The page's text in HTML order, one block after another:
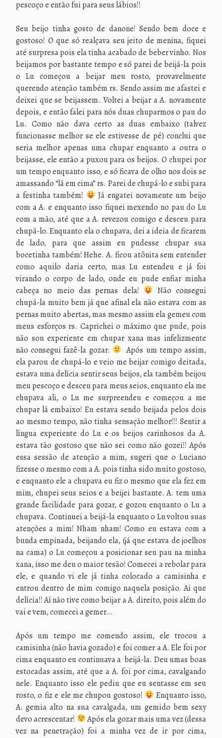
pescoço e então fui para seus lábios!!
Seu beijo tinha gosto de danone! Sendo bem doce e
gostoso! O que só realçava seu jeito de menina, fiquei
até surpresa pois ela tinha acabado de beber vinho. Nos
beijamos por bastante tempo e só parei de beijá-la pois
o Lu começou a beijar meu rosto, provavelmente
querendo atenção também rs. Sendo assim me afastei e
deixei que se beijassem. Voltei a beijar a A. novamente
depois, e então falei para nós duas chuparmos o pau do
Lu. Como não dava certo as duas embaixo (talvez
funcionasse melhor se ele estivesse de pé) conclui que
seria melhor apenas uma chupar enquanto a outra o
beijasse, ele então a puxou para os beijos. O chupei por
um tempo enquanto isso, e só ficava de olho nos dois se
amassando “lá em cima” rs. Parei de chupá-lo e subi para
a festinha também!
Já engatei novamente um beijo
com a A. e enquanto isso fiquei mexendo no pau do Lu
com a mão, até que a A. revezou comigo e desceu para
chupá-lo. Enquanto ela o chupava, dei a ideia de ficarem
de lado, para que assim eu pudesse chupar sua
bocetinha também! Hehe. A. ficou atônita sem entender
como aquilo daria certo, mas Lu entendeu e já foi
virando o corpo de lado, onde eu pude enfiar minha
cabeça no meio das pernas dela!
Não consegui
chupá-la muito bem já que afinal ela não estava com as
pernas muito abertas, mas mesmo assim ela gemeu com
meus esforços rs. Caprichei o máximo que pude, pois
não sou experiente em chupar xana mas infelizmente
não consegui fazê-la gozar.
Após um tempo assim,
ela parou de chupá-lo e veio me beijar comigo deitada,
estava uma delícia sentir seus beijos, ela também beijou
meu pescoço e desceu para meus seios, enquanto ela me
chupava ali, o Lu me surpreendeu e começou a me
chupar lá embaixo! Eu estava sendo beijada pelos dois
ao mesmo tempo, não tinha sensação melhor!!! Sentir a
língua experiente do Lu e os beijos carinhosos da A.
estava tão gostoso que não sei como não gozei!! Após
essa sessão de atenção a mim, sugeri que o Luciano
fizesse o mesmo com a A. pois tinha sido muito gostoso,
e enquanto ele a chupava eu fiz o mesmo que ela fez em
mim, chupei seus seios e a beijei bastante. A. tem uma
grande facilidade para gozar, e gozou enquanto o Lu a
chupava. Continuei a beijá-la enquanto o Lu voltou suas
atenções a mim! Nham nham! Como eu estava com a
bunda empinada, beijando ela, (já que estava de joelhos
na cama) o Lu começou a posicionar seu pau na minha
xana, isso me deu o maior tesão! Comecei a rebolar para
ele, e quando vi ele já tinha colocado a camisinha e
entrou dentro de mim comigo naquela posição. Ai que
delícia!! Aí não tive como beijar a A. direito, pois além do
vai e vem, comecei a gemer…
Após um tempo me comendo assim, ele trocou a
camisinha (não havia gozado) e foi comer a A. Ele foi por
cima enquanto eu continuava a beijá-la. Deu umas boas
estocadas assim, até que a A. foi por cima, cavalgando
nele. Enquanto isso ele pediu que eu sentasse em seu
rosto, o fiz e ele me chupou gostoso!
Enquanto isso,
A. gemia alto na sua cavalgada, um gemido bem sexy
devo acrescentar!
Após ela gozar mais uma vez (dessa
vez na penetração) foi a minha vez de ir por cima,